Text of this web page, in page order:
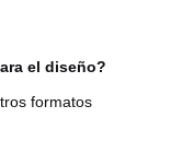
el diseño?
formatos